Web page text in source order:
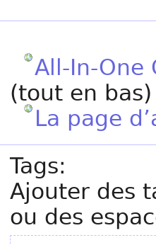
All-In-One
(tout en bas)
La page
Tags:
Ajouter des
ou des